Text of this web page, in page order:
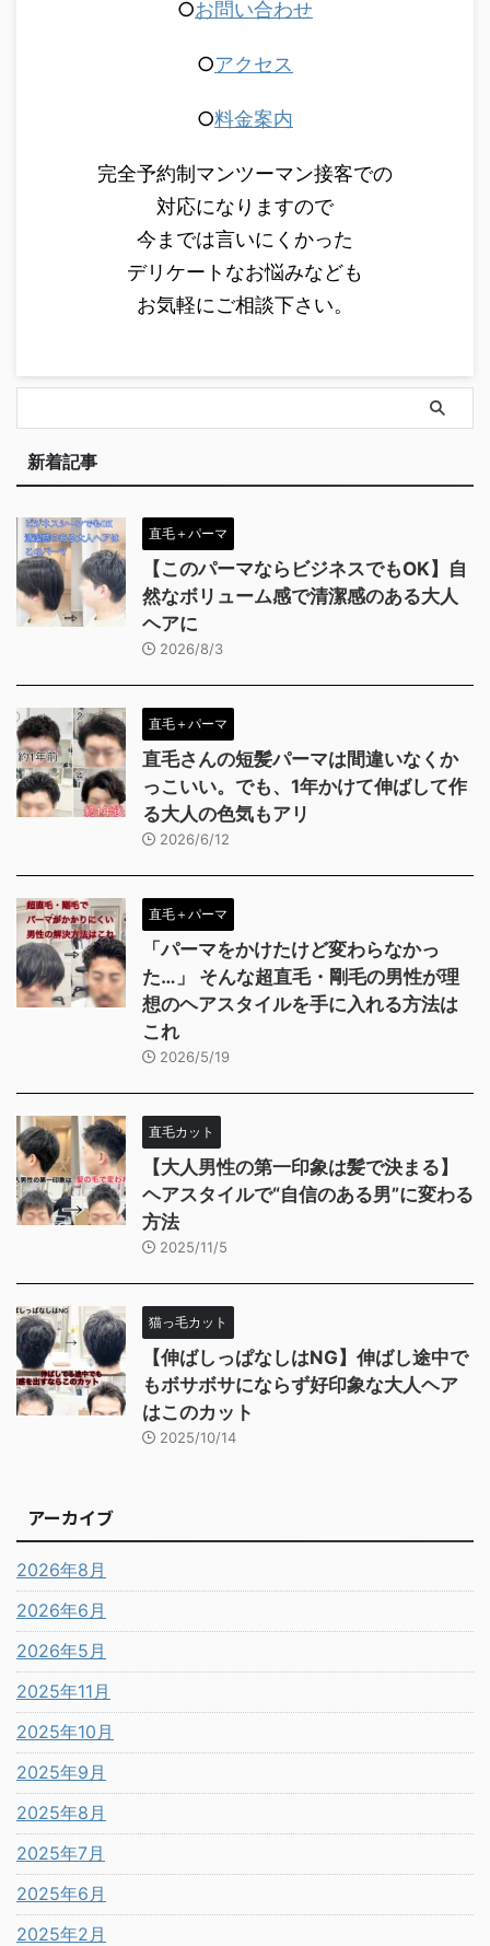
○お問い合わせ
○アクセス
○料金案内
完全予約制マンツーマン接客での
対応になりますので
今までは言いにくかった
デリケートなお悩みなども
お気軽にご相談下さい。
新着記事
直毛＋パーマ
【このパーマならビジネスでもOK】自
然なボリューム感で清潔感のある大人
ヘアに
2026/8/3
直毛＋パーマ
直毛さんの短髪パーマは間違いなくか
っこいい。でも、1年かけて伸ばして作
る大人の色気もアリ
2026/6/12
直毛＋パーマ
「パーマをかけたけど変わらなかっ
た…」 そんな超直毛・剛毛の男性が理
想のヘアスタイルを手に入れる方法は
これ
2026/5/19
直毛カット
【大人男性の第一印象は髪で決まる】
ヘアスタイルで“自信のある男”に変わる
方法
2025/11/5
猫っ毛カット
【伸ばしっぱなしはNG】伸ばし途中で
もボサボサにならず好印象な大人ヘア
はこのカット
2025/10/14
アーカイブ
2026年8月
2026年6月
2026年5月
2025年11月
2025年10月
2025年9月
2025年8月
2025年7月
2025年6月
2025年2月